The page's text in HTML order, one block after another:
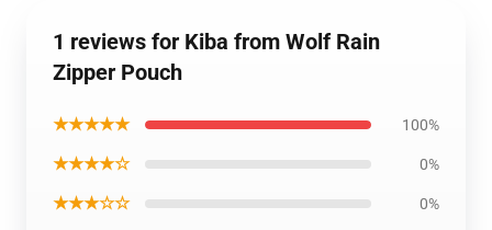
1 reviews for Kiba from Wolf Rain
Zipper Pouch
★★★★★ 100%
★★★★☆ 0%
★★★☆☆ 0%